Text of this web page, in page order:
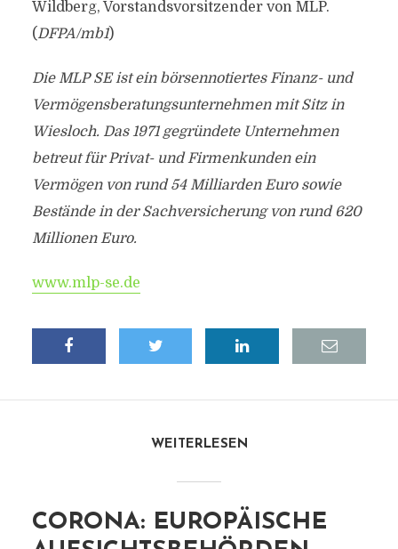
Wildberg, Vorstandsvorsitzender von MLP.
(DFPA/mb1)
Die MLP SE ist ein börsennotiertes Finanz- und
Vermögensberatungsunternehmen mit Sitz in
Wiesloch. Das 1971 gegründete Unternehmen
betreut für Privat- und Firmenkunden ein
Vermögen von rund 54 Milliarden Euro sowie
Bestände in der Sachversicherung von rund 620
Millionen Euro.
www.mlp-se.de
WEITERLESEN
CORONA: EUROPÄISCHE